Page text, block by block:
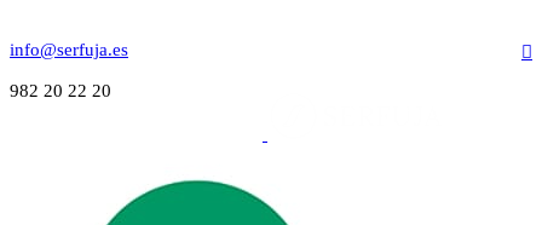
info@serfuja.es
982 20 22 20